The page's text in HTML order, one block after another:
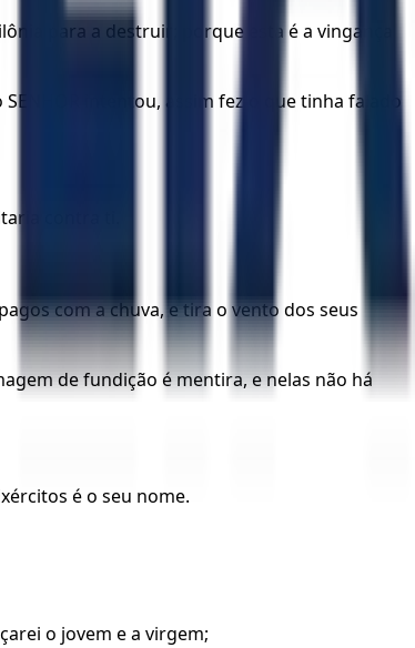
para a destruir; porque esta é a vingança
intentou, assim fez o que tinha falado
contra ti.
com a chuva, e tira o vento dos seus
de fundição é mentira, e nelas não há
é o seu nome.
o jovem e a virgem;